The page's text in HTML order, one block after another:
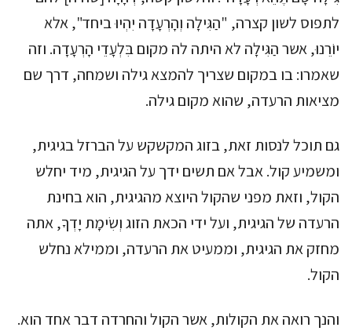
לתפוס לשון קצרה, "הַגִּילָה וְהָרְעָדָה יִהְיוּ ביחד", אלא
יוֹרֵנוּ, אשר הַגִּילָה לא היתה לה מקום בִּלְעָדֵי הָרְעָדָה. וזה
שאמרו: בו במקום שצריך להמצא גילה ושמחה, דרך שם
מציאות הרעדה, שהוא מקום גילה.
גם תוכל לנסות זאת, בזוג המקשקש על הברזל בגיגית,
ומשמיע קול. אבל אם תשים ידך על הגיגית, מיד יחלש
הקול, וזאת מפני שהקול היוצא מהגיגית, הוא בחינת
הרעדה של הגיגית, ועל ידי הכאת הזוג וְשִׂימָת יָדְךָ, אתה
מחזק את הגיגית, וממעיט את הרעדה, וממילא נחלש
הקול.
והנך רואה את הקולות, אשר הקול והחרדה דבר אחד הוא.